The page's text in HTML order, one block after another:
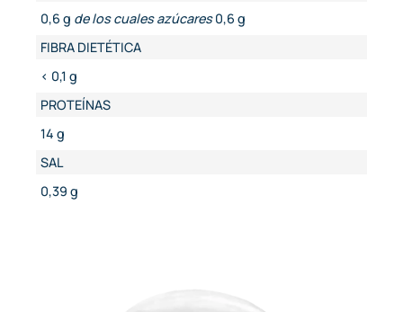
0,6 g de los cuales azúcares0,6 g
FIBRA DIETÉTICA
< 0,1 g
PROTEÍNAS
14 g
SAL
0,39 g